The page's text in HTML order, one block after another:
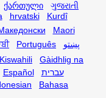
ქართული
ગુજરાતી
hrvatski
Kurdî
Maori
Português
پښتو
Kiswahili
Gàidhlig na
Español
עברית
Bahasa